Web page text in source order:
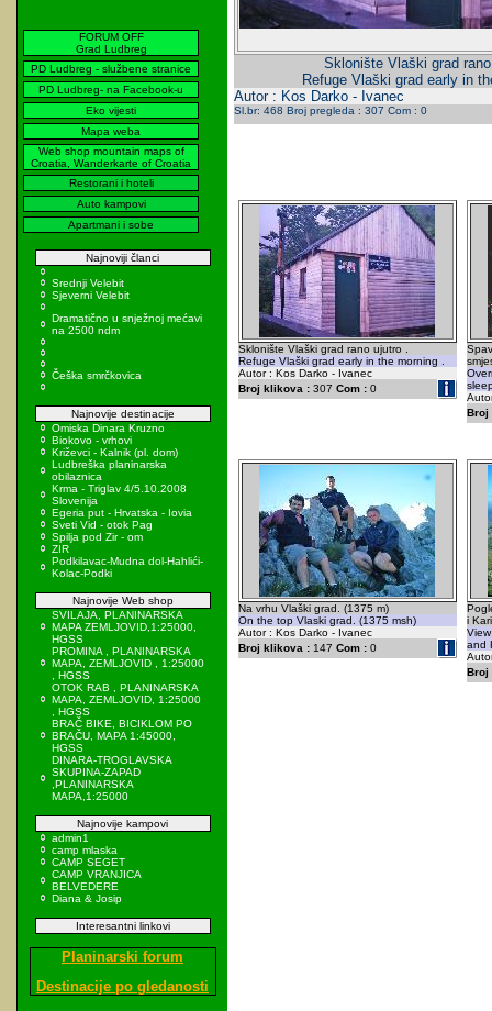
FORUM OFF
Grad Ludbreg
PD Ludbreg - službene stranice
PD Ludbreg- na Facebook-u
Eko vijesti
Mapa weba
Web shop mountain maps of
Croatia, Wanderkarte of Croatia
Restorani i hoteli
Auto kampovi
Apartmani i sobe
Najnoviji članci
Srednji Velebit
Sjeverni Velebit
Dramatično u snježnoj mećavi
na 2500 ndm
Češka smrčkovica
Najnovije destinacije
Omiska Dinara Kruzno
Biokovo - vrhovi
Križevci - Kalnik (pl. dom)
Ludbreška planinarska
obilaznica
Krma - Triglav 4/5.10.2008
Slovenija
Egeria put - Hrvatska - Iovia
Sveti Vid - otok Pag
Spilja pod Zir - om
ZIR
Podkilavac-Mudna dol-Hahlići-
Kolac-Podki
Najnovije Web shop
SVILAJA, PLANINARSKA
MAPA ZEMLJOVID,1:25000,
HGSS
PROMINA , PLANINARSKA
MAPA, ZEMLJOVID , 1:25000
, HGSS
OTOK RAB , PLANINARSKA
MAPA, ZEMLJOVID, 1:25000
, HGSS
BRAČ BIKE, BICIKLOM PO
BRAČU, MAPA 1:45000,
HGSS
DINARA-TROGLAVSKA
SKUPINA-ZAPAD
,PLANINARSKA
MAPA,1:25000
Najnovije kampovi
admin1
camp mlaska
CAMP SEGET
CAMP VRANJICA
BELVEDERE
Diana & Josip
Interesantni linkovi
Planinarski forum
Destinacije po gledanosti
Sklonište Vlaški grad
Refuge Vlaški grad early in
Autor : Kos Darko - Ivanec
Sl.br: 468 Broj pregleda : 307 Com : 0
Sklonište Vlaški grad rano ujutro .
Refuge Vlaški grad early in the morning .
Autor : Kos Darko - Ivanec
Broj klikova :307 Com :0
Broj
Na vrhu Vlaški grad. (1375 m)
On the top Vlaski grad. (1375 msh)
Autor : Kos Darko - Ivanec
Broj klikova :147 Com :0
i
and
Broj